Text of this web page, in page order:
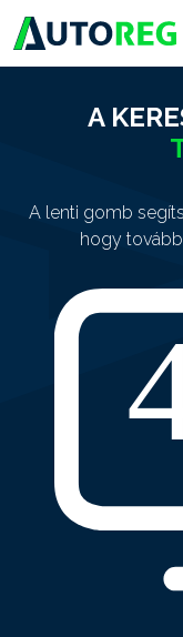
A
A lenti gomb
hogy